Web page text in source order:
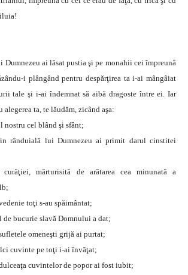
ai lăsat pustia şi pe monahii cei împreună
i plângând pentru despărţirea ta i-ai mângâiat
tale şi i-ai îndemnat să aibă dragoste între ei. Iar
ta, te lăudăm, zicând aşa:
nostru cel blând şi sfânt;
rânduială lui Dumnezeu ai primit darul cinstitei
curăţiei, mărturisită de arătarea cea minunată a
toţi s-au spăimântat;
de bucurie slavă Domnului a dat;
omeneşti grijă ai purtat;
cuvinte pe toţi i-ai învăţat;
cuvintelor de popor ai fost iubit;